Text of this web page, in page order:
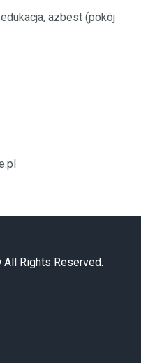
azbest (pokój
Rights Reserved.